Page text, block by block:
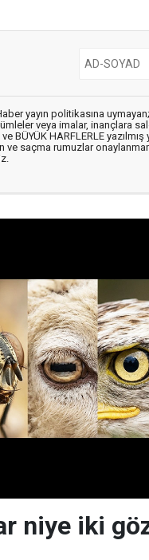
yayın politikasına uymayan;
veya imalar, inançlara
BÜYÜK HARFLERLE
ve saçma rumuzlar
niye iki